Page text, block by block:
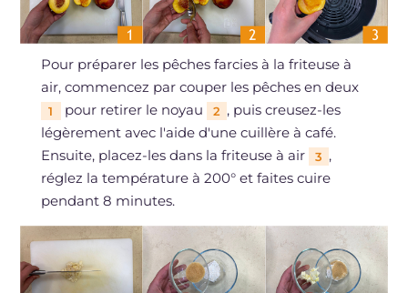
Pour préparer les pêches farcies à la friteuse à
air, commencez par couper les pêches en deux
1 pour retirer le noyau 2 , puis creusez-les
légèrement avec l'aide d'une cuillère à café.
Ensuite, placez-les dans la friteuse à air
3 ,
réglez la température à 200° et faites cuire
pendant 8 minutes.